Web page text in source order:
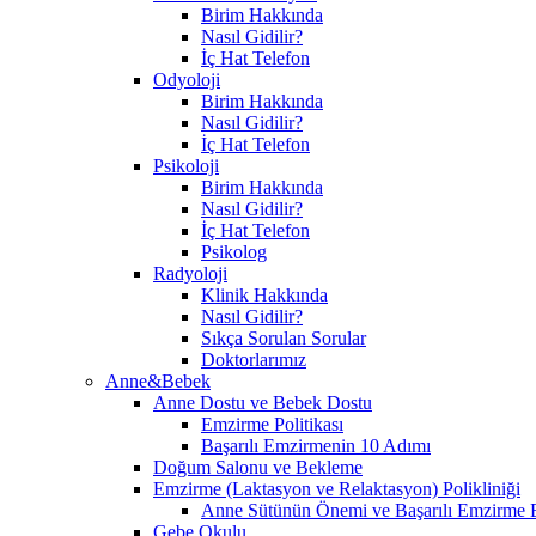
Birim Hakkında
Nasıl Gidilir?
İç Hat Telefon
Odyoloji
Birim Hakkında
Nasıl Gidilir?
İç Hat Telefon
Psikoloji
Birim Hakkında
Nasıl Gidilir?
İç Hat Telefon
Psikolog
Radyoloji
Klinik Hakkında
Nasıl Gidilir?
Sıkça Sorulan Sorular
Doktorlarımız
Anne&Bebek
Anne Dostu ve Bebek Dostu
Emzirme Politikası
Başarılı Emzirmenin 10 Adımı
Doğum Salonu ve Bekleme
Emzirme (Laktasyon ve Relaktasyon) Polikliniği
Anne Sütünün Önemi ve Başarılı Emzirme
Gebe Okulu